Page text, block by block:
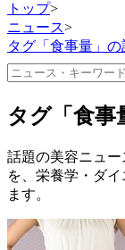
トップ>
ニュース>
タグ「食事量」の
タグ「食事
話題の美容ニュ
を、栄養学・ダ
ます。